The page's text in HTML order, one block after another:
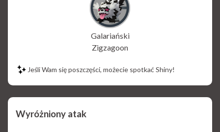
Galariański
Zigzagoon
Jeśli Wam się poszczęści, możecie spotkać Shiny!
Wyróżniony atak